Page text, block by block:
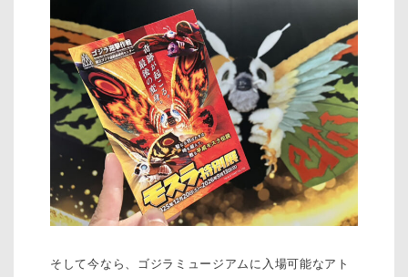
そして今なら、ゴジラミュージアムに入場可能なアト